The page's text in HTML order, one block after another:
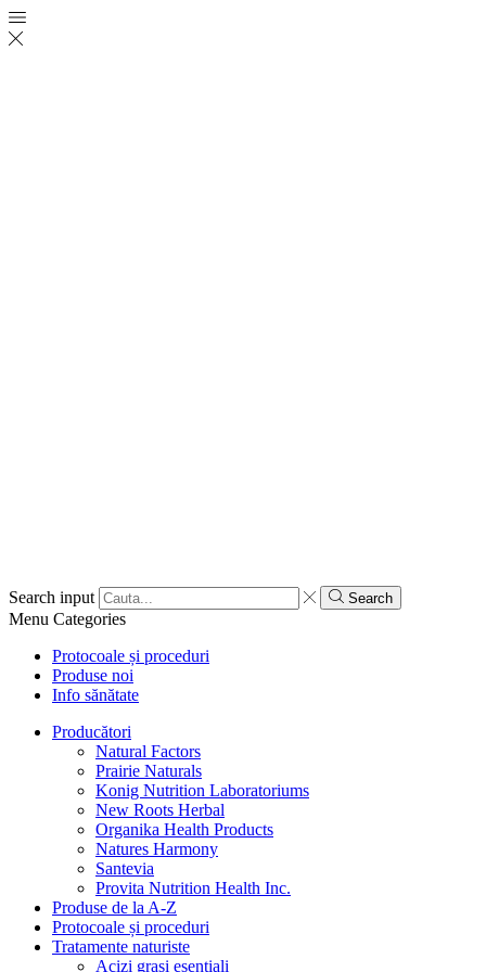
Search input Search
Menu Categories
Protocoale și proceduri
Produse noi
Info sănătate
Producători
Natural Factors
Prairie Naturals
Konig Nutrition Laboratoriums
New Roots Herbal
Organika Health Products
Natures Harmony
Santevia
Provita Nutrition Health Inc.
Produse de la A-Z
Protocoale și proceduri
Tratamente naturiste
Acizi grași esențiali